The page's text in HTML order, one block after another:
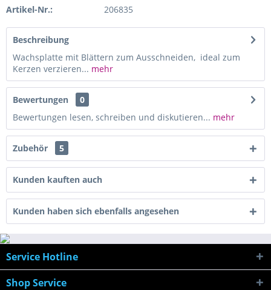
Artikel-Nr.: 206835
Beschreibung
Wachsplatte mit Blättern zum Ausschneiden, ideal zum
Kerzen verzieren... mehr
Bewertungen
0
Bewertungen lesen, schreiben und diskutieren... mehr
Zubehör 5
Kunden kauften auch
Kunden haben sich ebenfalls angesehen
Service Hotline
Shop Service